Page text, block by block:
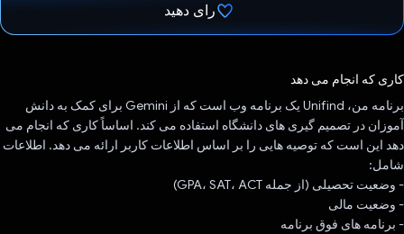
رای دهید
کاری که انجام می دهد
برنامه من، Unifind یک برنامه وب است که از Gemini برای کمک به دانش
آموزان در تصمیم گیری های دانشگاه استفاده می کند. اساساً کاری که انجام می
دهد این است که توصیه هایی را بر اساس اطلاعات کاربر ارائه می دهد. اطلاعات
شامل:
- وضعیت تحصیلی (از جمله GPA، SAT، ACT)
- وضعیت مالی
- برنامه های فوق برنامه